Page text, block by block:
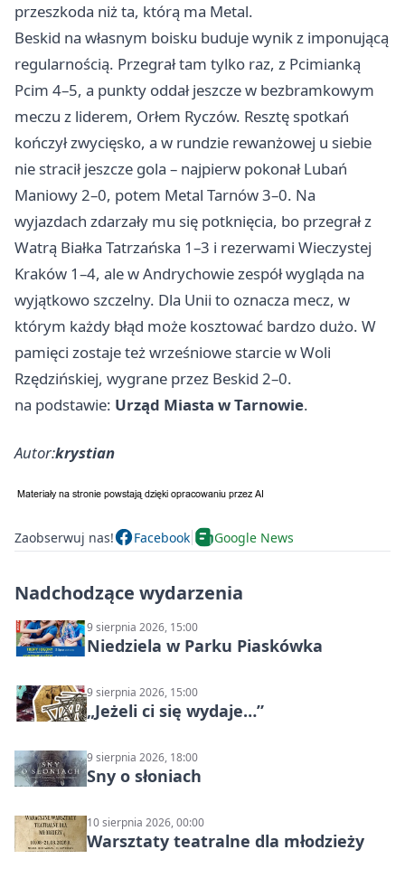
przeszkoda niż ta, którą ma Metal.
Beskid na własnym boisku buduje wynik z imponującą
regularnością. Przegrał tam tylko raz, z Pcimianką
Pcim 4–5, a punkty oddał jeszcze w bezbramkowym
meczu z liderem, Orłem Ryczów. Resztę spotkań
kończył zwycięsko, a w rundzie rewanżowej u siebie
nie stracił jeszcze gola – najpierw pokonał Lubań
Maniowy 2–0, potem Metal Tarnów 3–0. Na
wyjazdach zdarzały mu się potknięcia, bo przegrał z
Watrą Białka Tatrzańska 1–3 i rezerwami Wieczystej
Kraków 1–4, ale w Andrychowie zespół wygląda na
wyjątkowo szczelny. Dla Unii to oznacza mecz, w
którym każdy błąd może kosztować bardzo dużo. W
pamięci zostaje też wrześniowe starcie w Woli
Rzędzińskiej, wygrane przez Beskid 2–0.
na podstawie: Urząd Miasta w Tarnowie.
Autor:krystian
Zaobserwuj nas! Facebook Google News
Nadchodzące wydarzenia
9 sierpnia 2026, 15:00
Niedziela w Parku Piaskówka
9 sierpnia 2026, 15:00
„Jeżeli ci się wydaje…”
9 sierpnia 2026, 18:00
Sny o słoniach
10 sierpnia 2026, 00:00
Warsztaty teatralne dla młodzieży